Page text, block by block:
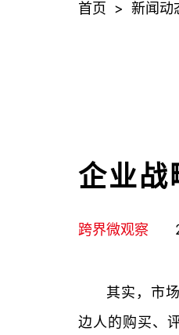
首页 > 新闻动
企业战
跨界微观察
其实，市
边人的购买、